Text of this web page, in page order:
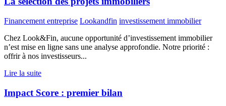
Financement entreprise Lookandfin investissement immobilier
Chez Look&Fin, aucune opportunité d’investissement immobilier
n’est mise en ligne sans une analyse approfondie. Notre priorité :
offrir à nos investisseurs...
Lire la suite
Impact Score : premier bilan